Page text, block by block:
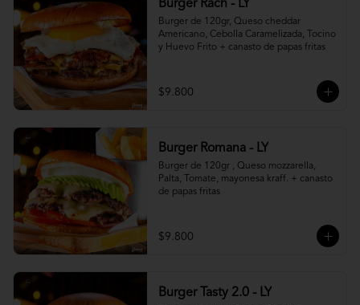
Burger Rach - LY
Burger de 120gr, Queso cheddar
Americano, Cebolla Caramelizada, Tocino
y Huevo Frito + canasto de papas fritas
$9.800
Burger Romana - LY
Burger de 120gr , Queso mozzarella,
Palta, Tomate, mayonesa kraff. + canasto
de papas fritas
$9.800
Burger Tasty 2.0 - LY